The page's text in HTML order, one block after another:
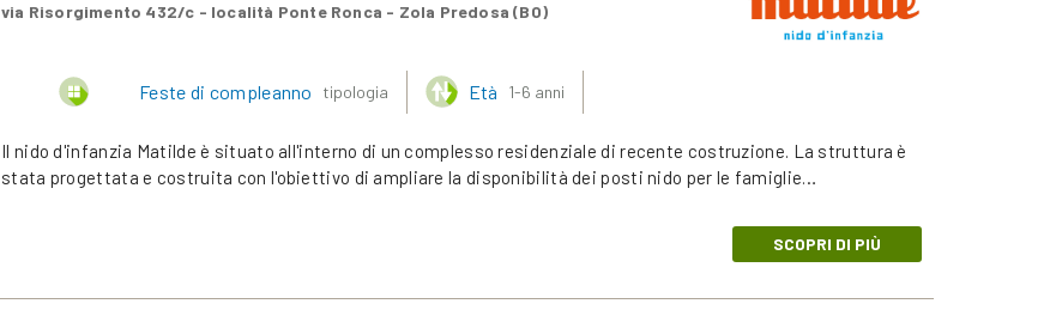
via Risorgimento 432/c - località Ponte Ronca - Zola Predosa (BO)
Feste di compleanno tipologia Età 1-6 anni
Il nido d'infanzia Matilde è situato all'interno di un complesso residenziale di recente costruzione. La struttura è
stata progettata e costruita con l'obiettivo di ampliare la disponibilità dei posti nido per le famiglie…
SCOPRI DI PIÙ